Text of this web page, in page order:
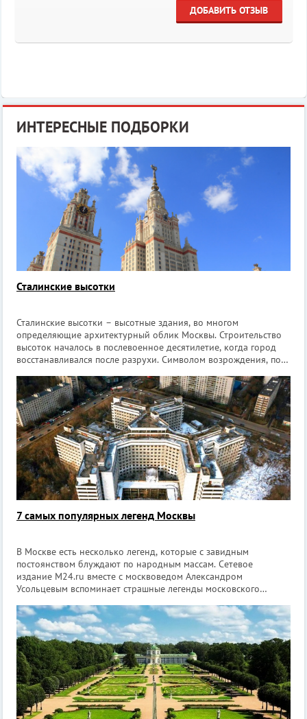
ДОБАВИТЬ ОТЗЫВ
ИНТЕРЕСНЫЕ ПОДБОРКИ
Сталинские высотки
Сталинские высотки – высотные здания, во многом
определяющие архитектурный облик Москвы. Строительство
высоток началось в послевоенное десятилетие, когда город
восстанавливался после разрухи. Символом возрождения, по
архитектуры. В Совмине
7 самых популярных легенд Москвы
В Москве есть несколько легенд, которые с завидным
постоянством блуждают по народным массам. Сетевое
издание M24.ru вместе с москвоведом Александром
Усольцевым вспоминает страшные легенды московского
Крысы-мутанты в метро Если вы наберете в